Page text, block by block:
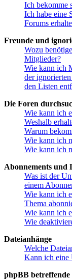
Ich bekomme
Ich habe eine
Forums
Freunde und
Wozu
Mitglieder?
Wie kann ich
der
den Listen
Die Foren
Wie kann ich
Weshalb
Warum
Wie kann ich
Wie kann ich
Abonnements und
Was ist der
einem
Wie kann ich
Thema
Wie kann ich
Wie
Dateianhänge
Welche
Kann ich eine
phpBB betreffende